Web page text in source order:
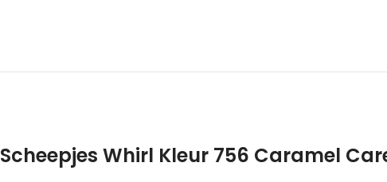
Scheepjes Whirl Kleur 756 Caramel